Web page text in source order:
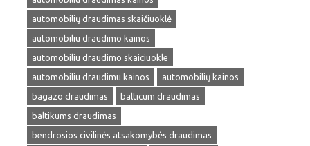
automobilių draudimas skaičiuoklė
automobiliu draudimo kainos
automobiliu draudimo skaiciuokle
automobiliu draudimu kainos
automobilių kainos
bagazo draudimas
balticum draudimas
baltikums draudimas
bendrosios civilinės atsakomybės draudimas